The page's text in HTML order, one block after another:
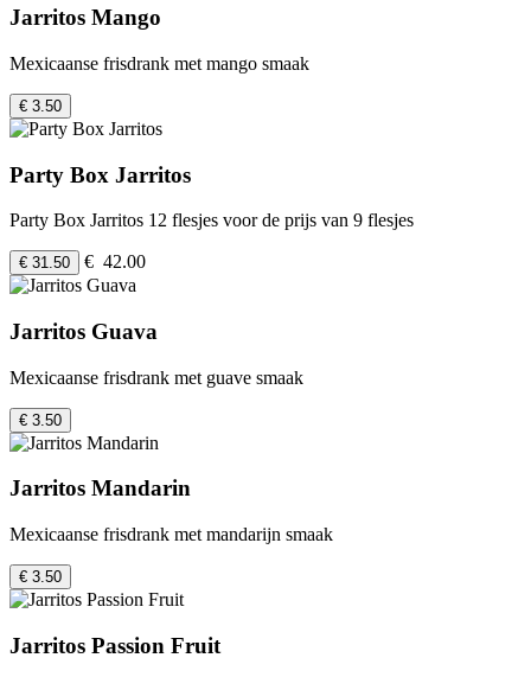
Jarritos Mango
Mexicaanse frisdrank met mango smaak
€ 3.50
Party Box Jarritos
Party Box Jarritos 12 flesjes voor de prijs van 9 flesjes
€ 31.50 € 42.00
Jarritos Guava
Mexicaanse frisdrank met guave smaak
€ 3.50
Jarritos Mandarin
Mexicaanse frisdrank met mandarijn smaak
€ 3.50
Jarritos Passion Fruit